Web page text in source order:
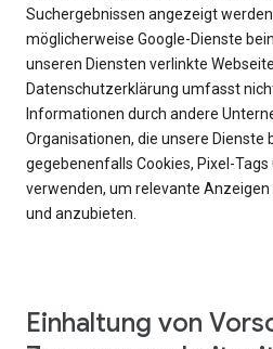
Suchergebnissen angezeigt
möglicherweise Google-Dienste
unseren Diensten verlinkte
Datenschutzerklärung umfasst
Informationen durch andere
Organisationen, die unsere Dienste
gegebenenfalls Cookies, Pixel-
verwenden, um relevante
und anzubieten.
Einhaltung von